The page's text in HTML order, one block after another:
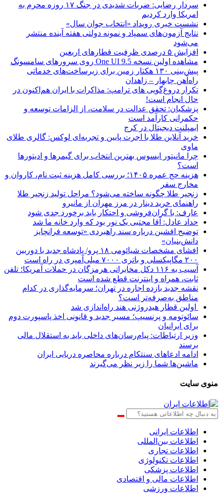
سردار رضایی: ضربات شدیدی در جنگ ۱۷ روزه محرم به
امریکا وارد کردیم
نشست خبری رویداد «انتخاب جوان سال»
نتایج آزمون‌های سمپاد و نمونه دولتی هفته آینده منتشر
می‌شود
افزایش ۵ درصدی ظرفیت قطارهای اربعین
مشاهده اولین نسخه One UI 9.5 روی سرورهای سامسونگ
پیش‌بینی ۱۳۰ هکتار زمین برای زیرساخت‌های خدماتی
راه‌آهن چابهار – زاهدان
تکرار دروغ‌گویی های ترامپ: مذاکرات با ایران هم‌اکنون در
حال انجام است!
پزشکیان: تحقق عدالت در سلامت، از الزامات توسعه و
حکمرانی کارآمد است
ایمپلنت دیجیتال در کرج
خرید آنلاین طلا با اجرت پایین و تجربه‌ای لوکس: گالری طلای
ماوی
چرا مانیتور ایسوس بهترین انتخاب برای گیمرها و ادیتورها
است؟
هزینه حج عمره ۱۴۰۵؛ بررسی کامل هزینه ثبت نام، کاروان و
مخارج سفر
زنجیر طلا چگونه ساخته می‌شود؟ مراحل تولید زنجیر طلا
راهنمای خرید دینار در مرز مهران از مانیرو
عارف: با گران‌فروشی و احتکار باید برخورد جدی شود
حداد عادل: آقا مجتبی یک نور بود که وارد خانه ما شد
توضیح افشین درباره سند راهبردی «توسعه فرانچایز
دانش‌بنیان»
افشای مشخصات شیائومی ۱۸ پرو/ پادشاه جدید با دوربین
۲۰۰ مگاپیکسلی و باتری ۷۰۰۰ میلی‌آمپری در راه است
آسیب به ۱۱۶ دکل مخابراتی هرمزگان در حملات آمریکا؛ تلفن
ثابت، همراه و اینترنت ‌قطع شده است
نقشه جدید بازده اجاره در تهران؛ سرمایه‌گذاری در کدام
مناطق به‌صرفه‌تر است؟
اولین قطار هیدروژنی هند راه‌اندازی شد
سائوتومه و پرنسیپ؛ مسیر جدید و قانونی اخذ پاسپورت دوم
برای ایرانیان
وزیر ارتباطات: پیام‌رسان‌های داخلی باید به استقلال مالی
برسند
ادامه ادعاهای سنتکام درباره محاصره دریایی ایران
ماشین‌ها شما را زیر نظر می‌گیرند
منوی سایت
اطلاعات‌ ‎ایرانی
اطلاعات بین‌المللی
اطلاعات تجاری
اطلاعات تکنولوژی
اطلاعات پزشکی
اطلاعات مالی و اقتصادی
اطلاعات ورزشی